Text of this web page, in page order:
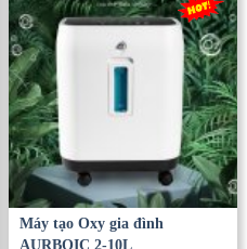
Máy tạo Oxy gia đình
AURBOIC 2-10L